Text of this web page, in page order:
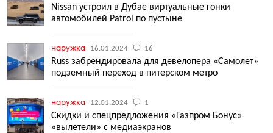
Nissan устроил в Дубае виртуальные гонки
автомобилей Patrol по пустыне
наружка 16.01.2024 16
Russ забрендировала для девелопера «Самолет»
подземный переход в питерском метро
наружка 12.01.2024 1
Скидки и спецпредложения «Газпром Бонус»
«вылетели» с медиаэкранов